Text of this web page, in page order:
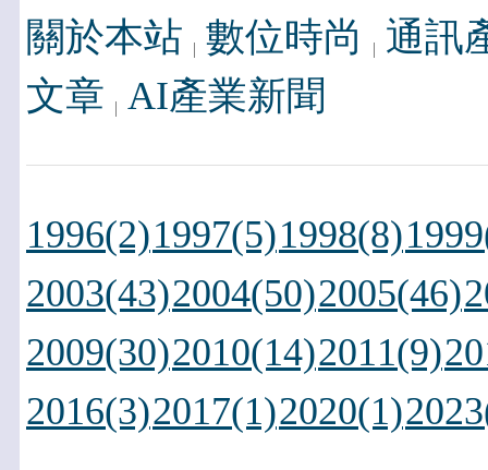
關於本站 數位時尚
通訊
文章 AI產業新聞
1996(2)1997(5)1998(8)
2003(43)2004(50)2005(46)
2009(30)2010(14)2011(9)
2016(3)2017(1)2020(1)